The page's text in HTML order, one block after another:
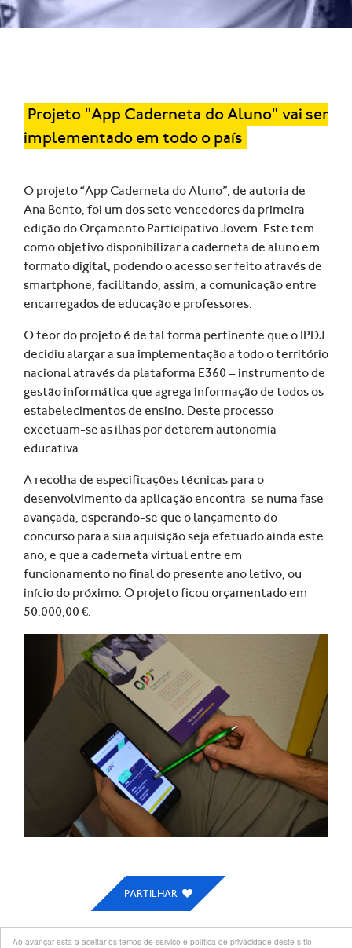
Ao avançar está a aceitar os temos de serviço e política de privacidade deste sítio.
Projeto "App Caderneta do Aluno" vai ser
implementado em todo o país
O projeto “App Caderneta do Aluno”, de autoria de
Ana Bento, foi um dos sete vencedores da primeira
edição do Orçamento Participativo Jovem. Este tem
como objetivo disponibilizar a caderneta de aluno em
formato digital, podendo o acesso ser feito através de
smartphone, facilitando, assim, a comunicação entre
encarregados de educação e professores.
O teor do projeto é de tal forma pertinente que o IPDJ
decidiu alargar a sua implementação a todo o território
nacional através da plataforma E360 – instrumento de
gestão informática que agrega informação de todos os
estabelecimentos de ensino. Deste processo
excetuam-se as ilhas por deterem autonomia
educativa.
A recolha de especificações técnicas para o
desenvolvimento da aplicação encontra-se numa fase
avançada, esperando-se que o lançamento do
concurso para a sua aquisição seja efetuado ainda este
ano, e que a caderneta virtual entre em
funcionamento no final do presente ano letivo, ou
início do próximo. O projeto ficou orçamentado em
50.000,00 €.
PARTILHAR